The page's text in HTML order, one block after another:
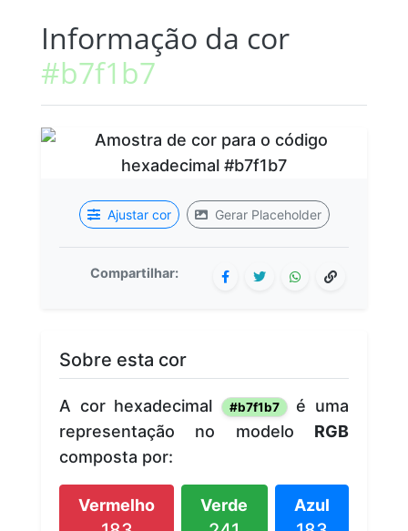
Informação da cor
#b7f1b7
Ajustar cor Gerar Placeholder
Compartilhar:
Sobre esta cor
A cor hexadecimal #b7f1b7 é uma
representação no modelo RGB
composta por:
Vermelho Verde Azul